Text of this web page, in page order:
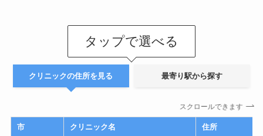
タップで選べる
クリニックの住所を見る 最寄り駅から探す
スクロールできます
市 クリニック名 住所